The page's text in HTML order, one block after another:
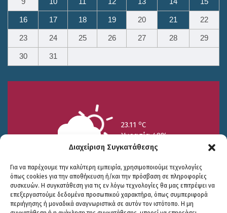
Διαχείριση Συγκατάθεσης
Για να παρέχουμε την καλύτερη εμπειρία, χρησιμοποιούμε τεχνολογίες
όπως cookies για την αποθήκευση ή/και την πρόσβαση σε πληροφορίες
συσκευών. Η συγκατάθεση για τις εν λόγω τεχνολογίες θα μας επιτρέψει να
επεξεργαστούμε δεδομένα προσωπικού χαρακτήρα, όπως συμπεριφορά
περιήγησης ή μοναδικά αναγνωριστικά σε αυτόν τον ιστότοπο. Η μη
16 17 18 19 20 21 22
23 24 25 26 27 28 29
30 31
23.11 oC
Υγρασία 49%
25/7
26/7
27/7